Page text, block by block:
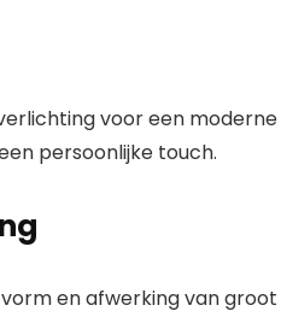
voor een
persoonlijke touch.
en afwerking van